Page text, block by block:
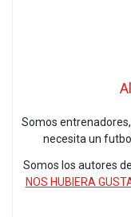
Somos
necesita un
Somos los autores
NOS HUBIERA